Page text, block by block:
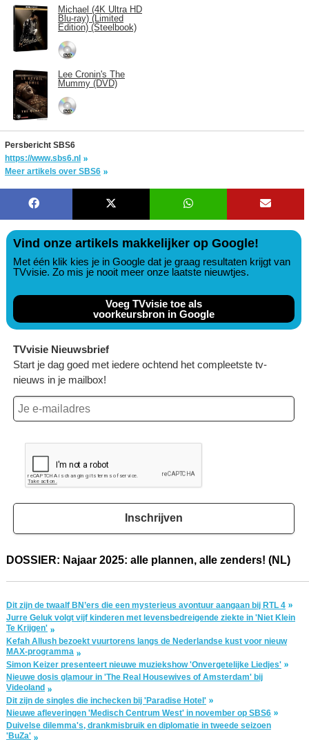
Michael (4K Ultra HD
Blu-ray) (Limited
Edition) (Steelbook)
Lee Cronin's The
Mummy (DVD)
Persbericht SBS6
https://www.sbs6.nl
Meer artikels over SBS6
Vind onze artikels makkelijker op Google!
Met één klik kies je in Google dat je graag resultaten krijgt van
TVvisie. Zo mis je nooit meer onze laatste nieuwtjes.
Voeg TVvisie toe als
voorkeursbron in Google
TVvisie Nieuwsbrief
Start je dag goed met iedere ochtend het compleetste tv-
nieuws in je mailbox!
Inschrijven
DOSSIER: Najaar 2025: alle plannen, alle zenders! (NL)
Dit zijn de twaalf BN’ers die een mysterieus avontuur aangaan bij RTL 4
Jurre Geluk volgt vijf kinderen met levensbedreigende ziekte in 'Niet Klein
Te Krijgen'
Kefah Allush bezoekt vuurtorens langs de Nederlandse kust voor nieuw
MAX-programma
Simon Keizer presenteert nieuwe muziekshow 'Onvergetelijke Liedjes'
Nieuwe dosis glamour in 'The Real Housewives of Amsterdam' bij
Videoland
Dit zijn de singles die inchecken bij 'Paradise Hotel'
Nieuwe afleveringen 'Medisch Centrum West' in november op SBS6
Duivelse dilemma's, drankmisbruik en diplomatie in tweede seizoen
'BuZa'